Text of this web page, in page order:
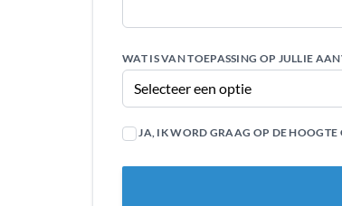
WAT IS VAN TOEPASSING OP JULLIE
JA, IK WORD GRAAG OP DE HOOGTE